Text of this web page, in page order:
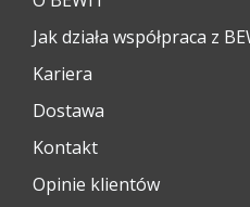
Jak działa współpraca z
Kariera
Dostawa
Kontakt
Opinie klientów